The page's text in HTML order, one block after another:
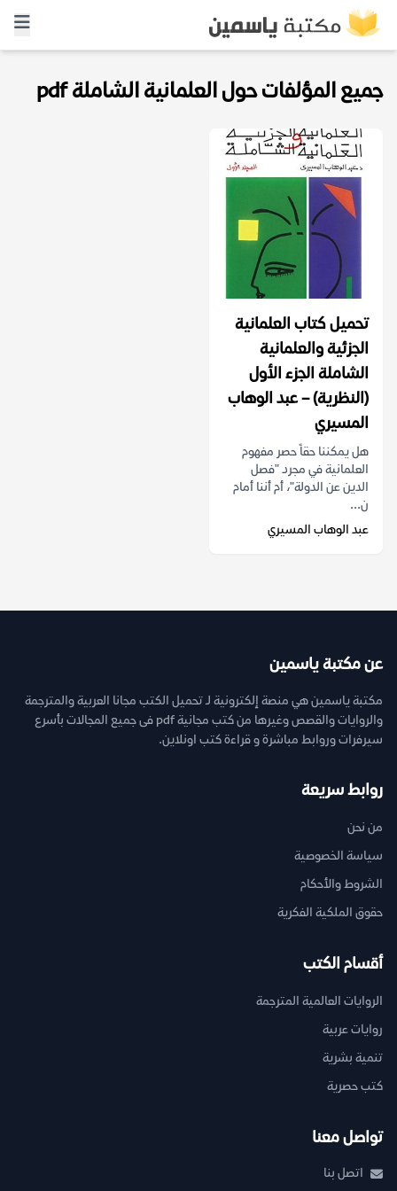
جميع المؤلفات حول العلمانية الشاملة pdf
تحميل كتاب العلمانية
الجزئية والعلمانية
الشاملة الجزء الأول
(النظرية) – عبد الوهاب
المسيري
هل يمكننا حقاً حصر مفهوم
العلمانية في مجرد "فصل
الدين عن الدولة"، أم أننا أمام
ن...
عبد الوهاب المسيري
عن مكتبة ياسمين
مكتبة ياسمين هي منصة إلكترونية لـ تحميل الكتب مجانا العربية والمترجمة
والروايات والقصص وغيرها من كتب مجانية pdf فى جميع المجالات بأسرع
سيرفرات وروابط مباشرة و قراءة كتب اونلاين.
روابط سريعة
من نحن
سياسة الخصوصية
الشروط والأحكام
حقوق الملكية الفكرية
أقسام الكتب
الروايات العالمية المترجمة
روايات عربية
تنمية بشرية
كتب حصرية
تواصل معنا
اتصل بنا